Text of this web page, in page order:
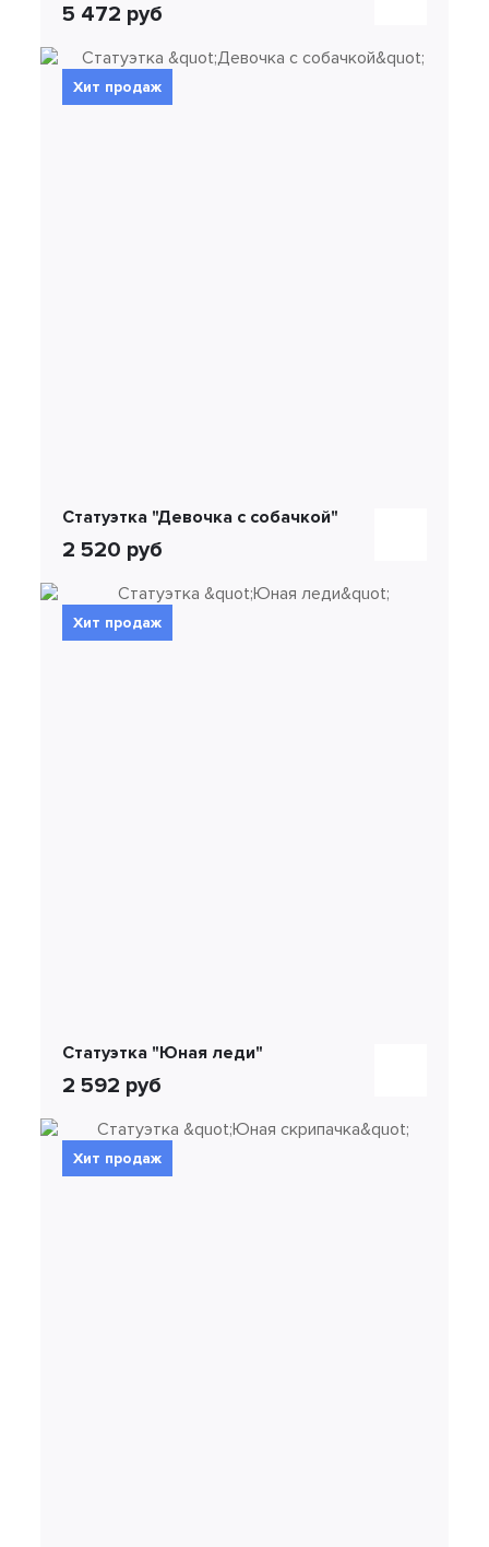
5 472 руб
Хит продаж
Статуэтка "Девочка с собачкой"
2 520 руб
Хит продаж
Статуэтка "Юная леди"
2 592 руб
Хит продаж